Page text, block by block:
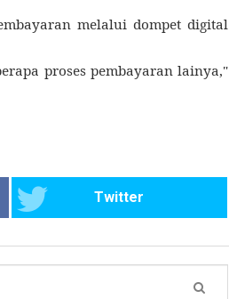
melalui dompet digital
proses pembayaran lainya,"
Twitter